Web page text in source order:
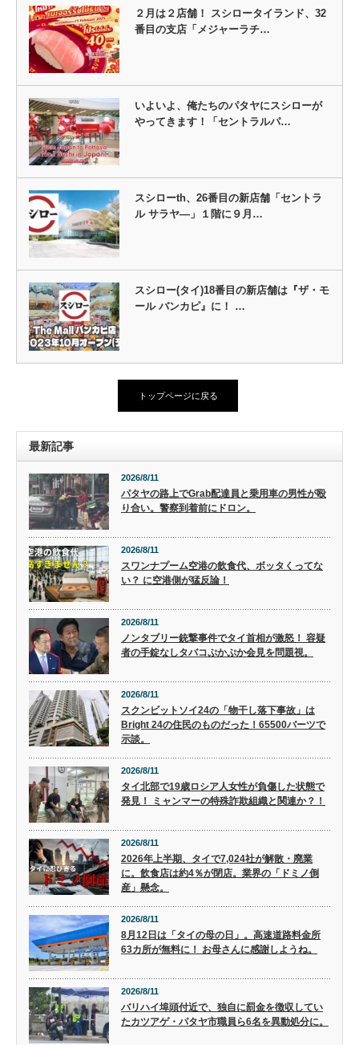
２月は２店舗！ スシロータイランド、32
番目の支店「メジャーラチ…
いよいよ、俺たちのパタヤにスシローが
やってきます！「セントラルパ…
スシローth、26番目の新店舗「セントラ
ル サラヤ―」１階に９月…
スシロー(タイ)18番目の新店舗は『ザ・モ
ール バンカピ』に！ …
トップページに戻る
最新記事
2026/8/11
パタヤの路上でGrab配達員と乗用車の男性が殴
り合い。警察到着前にドロン。
2026/8/11
スワンナプーム空港の飲食代、ボッタくってな
い？ に空港側が猛反論！
2026/8/11
ノンタブリー銃撃事件でタイ首相が激怒！ 容疑
者の手錠なしタバコぷかぷか会見を問題視。
2026/8/11
スクンビットソイ24の「物干し落下事故」は
Bright 24の住民のものだった！65500バーツで
示談。
2026/8/11
タイ北部で19歳ロシア人女性が負傷した状態で
発見！ ミャンマーの特殊詐欺組織と関連か？！
2026/8/11
2026年上半期、タイで7,024社が解散・廃業
に。飲食店は約4％が閉店。業界の「ドミノ倒
産」懸念。
2026/8/11
8月12日は「タイの母の日」。高速道路料金所
63カ所が無料に！ お母さんに感謝しようね。
2026/8/11
バリハイ埠頭付近で、独自に罰金を徴収してい
たカツアゲ・パタヤ市職員ら6名を異動処分に。